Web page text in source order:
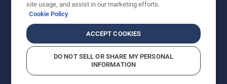
site usage, and assist in our marketing efforts.
Cookie Policy
ACCEPT COOKIES
DO NOT SELL OR SHARE MY PERSONAL
INFORMATION